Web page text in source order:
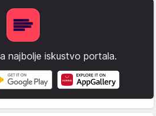
najbolje iskustvo portala.